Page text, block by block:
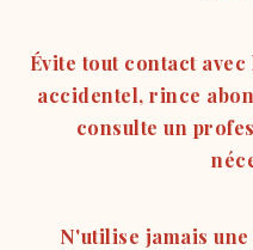
Évite tout contact
accidentel, rince
consulte un
N'utilise jamais